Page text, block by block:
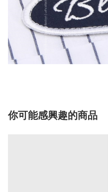
你可能感興趣的商品